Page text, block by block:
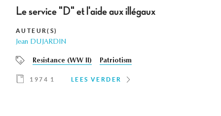
Le service "D" et l'aide aux illégaux
AUTEUR(S)
Jean DUJARDIN
Resistance (WW II) Patriotism
1974 1 LEES VERDER